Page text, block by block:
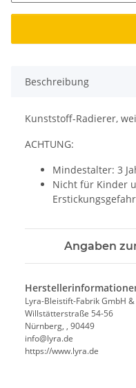
Beschreibung
Kunststoff-Radierer,
ACHTUNG:
Mindestalter: 3
Nicht für Kinder
Angaben
Lyra-Bleistift-Fabrik GmbH &
Willstätterstraße 54-56
Nürnberg, , 90449
info@lyra.de
https://www.lyra.de